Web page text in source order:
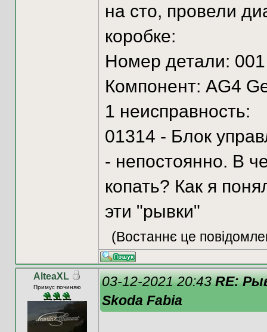
на сто, провели
коробке:
Номер детали:
Компонент: AG4
1 неисправность:
01314 - Блок
- непостоянно. В
копать? Как я
эти "рывки"
(Востаннє це
AlteaXL
Примус починяю 03-12-2021 20:43RE:
Skoda Fabia